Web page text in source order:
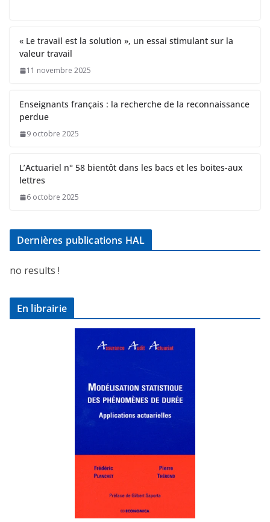
« Le travail est la solution », un essai stimulant sur la
valeur travail
11 novembre 2025
Enseignants français : la recherche de la reconnaissance
perdue
9 octobre 2025
L’Actuariel n° 58 bientôt dans les bacs et les boites-aux
lettres
6 octobre 2025
Dernières publications HAL
no results !
En librairie